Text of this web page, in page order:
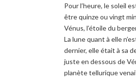
Pour l’heure, le soleil
être quinze ou vingt
Vénus, l’étoile du
La lune quant à elle
dernier, elle était à sa
juste en dessous de
planète tellurique